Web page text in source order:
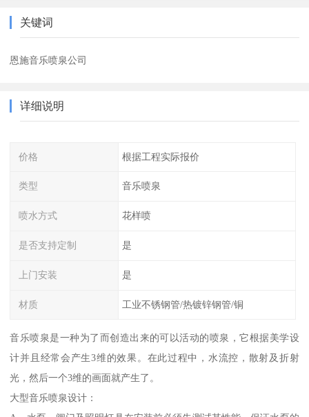
关键词
恩施音乐喷泉公司
详细说明
价格 根据工程实际报价
类型 音乐喷泉
喷水方式 花样喷
是否支持定制 是
上门安装 是
材质 工业不锈钢管/热镀锌钢管/铜
音乐喷泉是一种为了而创造出来的可以活动的喷泉，它根据美学设
计并且经常会产生3维的效果。在此过程中，水流控，散射及折射
光，然后一个3维的画面就产生了。
大型音乐喷泉设计：